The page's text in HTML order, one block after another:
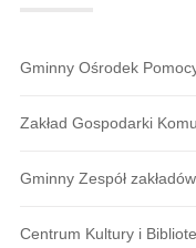
Gminny Ośrodek
Zakład Gospodarki
Gminny Zespół
Centrum Kultury i